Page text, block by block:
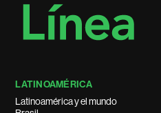
LATINOAMÉRICA
Latinoamérica y el mundo